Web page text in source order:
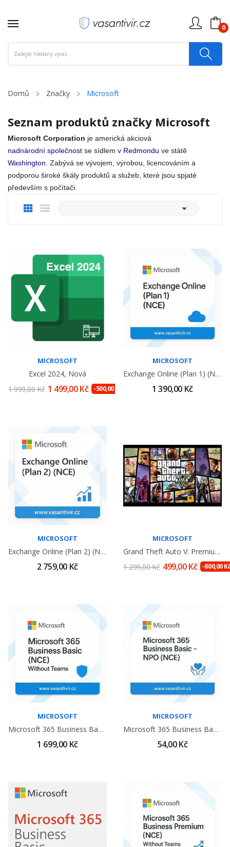
0
Domů Značky Microsoft
Seznam produktů značky Microsoft
Microsoft Corporation je americká akciová
nadnárodní společnost se sídlem v Redmondu ve státě
Washington . Zabývá se vývojem, výrobou, licencováním a
podporou široké škály produktů a služeb, které jsou spjaté
především s počítači.

MICROSOFT
Excel 2024, Nová
1 999,00 Kč 1 499,00 Kč -500,00 Kč
MICROSOFT
Exchange Online (Plan 1) (NCE)
1 390,00 Kč
MICROSOFT
Exchange Online (Plan 2) (NCE)
2 759,00 Kč
MICROSOFT
Grand Theft Auto V: Premium Edition ( Xbox One...
1 299,00 Kč 499,00 Kč -800,00
MICROSOFT
Microsoft 365 Business Basic (NCE) Bez Teams
1 699,00 Kč
MICROSOFT
Microsoft 365 Business Basic - NPO (NCE)
54,00 Kč